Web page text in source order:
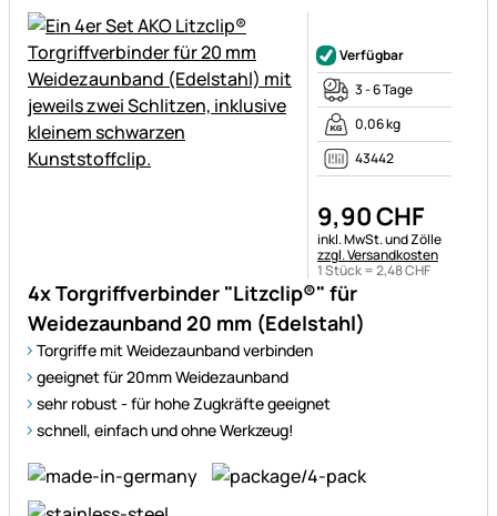
4x Torgriffverbinder "Litzclip®" für
Weidezaunband 20 mm (Edelstahl)
Torgriffe mit Weidezaunband verbinden
geeignet für 20mm Weidezaunband
sehr robust - für hohe Zugkräfte geeignet
schnell, einfach und ohne Werkzeug!
Verfügbar
3 - 6 Tage
0,06 kg
43442
9,90CHF
Steuerhinweis:
inkl. MwSt. und Zölle
zzgl. Versandkosten
1 Stück =2,48CHF